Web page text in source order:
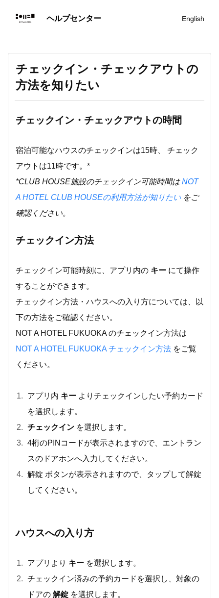
English
チェックイン・チェックアウトの
方法を知りたい
チェックイン・チェックアウトの時間
宿泊可能なハウスのチェックインは15時、 チェック
アウトは11時です。*
*CLUB HOUSE施設のチェックイン可能時間はNOT
A HOTEL CLUB HOUSEの利用方法が知りたい をご
確認ください。
チェックイン方法
チェックイン可能時刻に、アプリ内の キー にて操作
することができます。
チェックイン方法・ハウスへの入り方については、以
下の方法をご確認ください。
NOT A HOTEL FUKUOKA のチェックイン方法は
NOT A HOTEL FUKUOKA チェックイン方法 をご覧
ください。
アプリ内 キー よりチェックインしたい予約カード
を選択します。
チェックイン を選択します。
4桁のPINコードが表示されますので、エントラン
スのドアホンへ入力してください。
解錠 ボタンが表示されますので、タップして解錠
してください。
ハウスへの入り方
アプリより キー を選択します。
チェックイン済みの予約カードを選択し、対象の
ドアの 解錠 を選択します。